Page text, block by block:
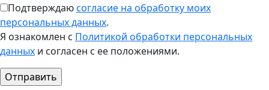
Подтверждаюсогласие на обработку моих
персональных данных.
Я ознакомлен с Политикой обработки персональных
данных и согласен с ее положениями.